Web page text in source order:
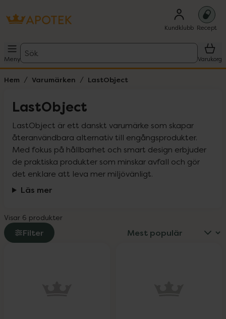
Kundklubb Recept
Meny
Sök
Varukorg
Hem Varumärken LastObject
LastObject
LastObject är ett danskt varumärke som skapar
återanvändbara alternativ till engångsprodukter.
Med fokus på hållbarhet och smart design erbjuder
de praktiska produkter som minskar avfall och gör
det enklare att leva mer miljövänligt.
Läs mer
Visar 6 produkter
Filter